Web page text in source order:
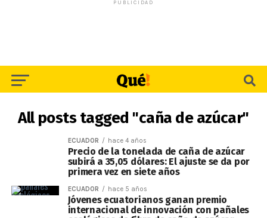
PUBLICIDAD
All posts tagged "caña de azúcar"
ECUADOR hace 4 años
Precio de la tonelada de caña de azúcar
subirá a 35,05 dólares: El ajuste se da por
primera vez en siete años
ECUADOR hace 5 años
Jóvenes ecuatorianos ganan premio
internacional de innovación con pañales